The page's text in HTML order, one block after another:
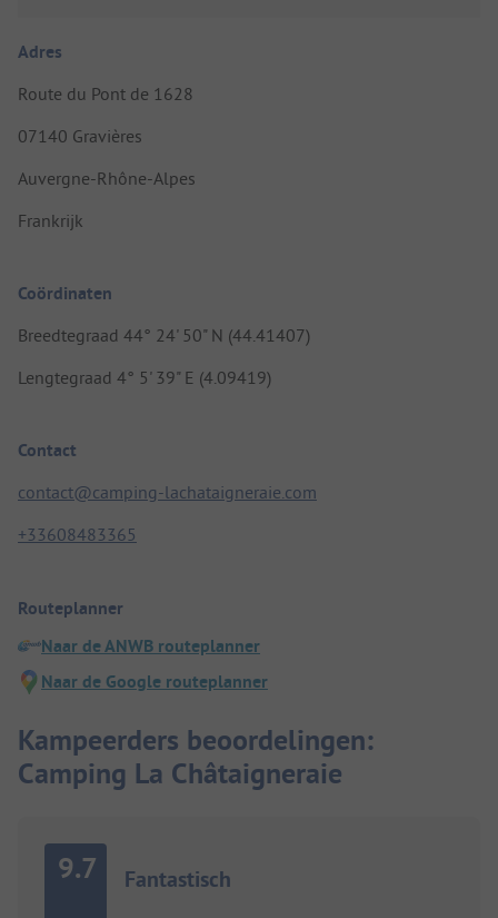
Adres
Route du Pont de 1628
07140 Gravières
Auvergne-Rhône-Alpes
Frankrijk
Coördinaten
Breedtegraad 44° 24' 50" N (44.41407)
Lengtegraad 4° 5' 39" E (4.09419)
Contact
contact@camping-lachataigneraie.com
+33608483365
Routeplanner
Naar de ANWB routeplanner
Naar de Google routeplanner
Kampeerders beoordelingen:
Camping La Châtaigneraie
9.7 Fantastisch